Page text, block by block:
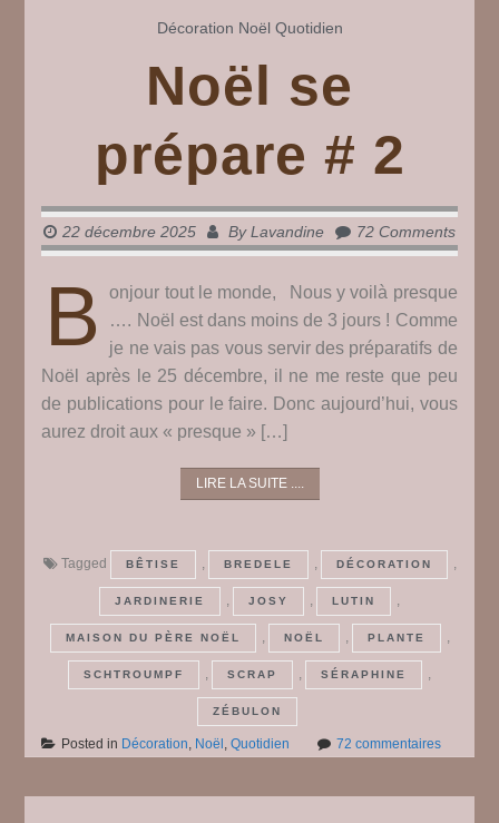
Décoration Noël Quotidien
Noël se
prépare # 2
22 décembre 2025 ByLavandine 72 Comments
B
onjour tout le monde, Nous y voilà presque
…. Noël est dans moins de 3 jours ! Comme
je ne vais pas vous servir des préparatifs de
Noël après le 25 décembre, il ne me reste que peu
de publications pour le faire. Donc aujourd’hui, vous
aurez droit aux « presque » […]
LIRE LA SUITE ....
Tagged BÊTISE , BREDELE , DÉCORATION ,
JARDINERIE , JOSY , LUTIN ,
MAISON DU PÈRE NOËL , NOËL , PLANTE ,
SCHTROUMPF , SCRAP , SÉRAPHINE ,
ZÉBULON
Posted in Décoration, Noël ,Quotidien 72 commentairessur